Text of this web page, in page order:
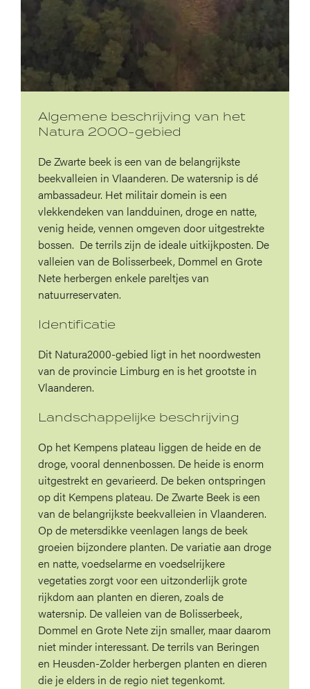
Algemene beschrijving van het
Natura 2000-gebied
De Zwarte beek is een van de belangrijkste
beekvalleien in Vlaanderen. De watersnip is dé
ambassadeur. Het militair domein is een
vlekkendeken van landduinen, droge en natte,
venig heide, vennen omgeven door uitgestrekte
bossen. De terrils zijn de ideale uitkijkposten. De
valleien van de Bolisserbeek, Dommel en Grote
Nete herbergen enkele pareltjes van
natuurreservaten.
Identificatie
Dit Natura2000-gebied ligt in het noordwesten
van de provincie Limburg en is het grootste in
Vlaanderen.
Landschappelijke beschrijving
Op het Kempens plateau liggen de heide en de
droge, vooral dennenbossen. De heide is enorm
uitgestrekt en gevarieerd. De beken ontspringen
op dit Kempens plateau. De Zwarte Beek is een
van de belangrijkste beekvalleien in Vlaanderen.
Op de metersdikke veenlagen langs de beek
groeien bijzondere planten. De variatie aan droge
en natte, voedselarme en voedselrijkere
vegetaties zorgt voor een uitzonderlijk grote
rijkdom aan planten en dieren, zoals de
watersnip. De valleien van de Bolisserbeek,
Dommel en Grote Nete zijn smaller, maar daarom
niet minder interessant. De terrils van Beringen
en Heusden-Zolder herbergen planten en dieren
die je elders in de regio niet tegenkomt.